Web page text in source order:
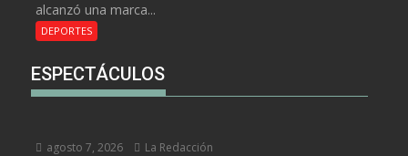
alcanzó una marca...
DEPORTES
ESPECTÁCULOS
agosto 7, 2026 La Redacción